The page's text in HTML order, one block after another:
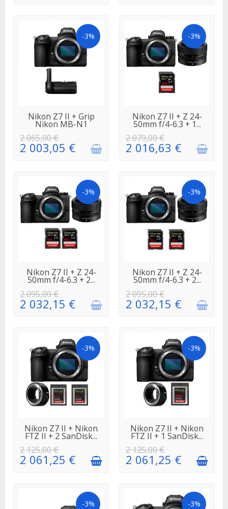
-3%
EN
RÉAPPROVISIONNEMENT
Nikon Z7 II + Grip
Nikon MB-N1
2 065,00 €
2 003,05 €
-3%
EN
RÉAPPROVISIONNEMENT
Nikon Z7 II + Z 24-
50mm f/4-6.3 + 1...
2 079,00 €
2 016,63 €
-3%
EN
RÉAPPROVISIONNEMENT
Nikon Z7 II + Z 24-
50mm f/4-6.3 + 2...
2 095,00 €
2 032,15 €
-3%
EN
RÉAPPROVISIONNEMENT
Nikon Z7 II + Z 24-
50mm f/4-6.3 + 2...
2 095,00 €
2 032,15 €
-3%
EN STOCK
Nikon Z7 II + Nikon
FTZ II + 2 SanDisk...
2 125,00 €
2 061,25 €
-3%
EN STOCK
Nikon Z7 II + Nikon
FTZ II + 1 SanDisk...
2 125,00 €
2 061,25 €
-3% -3%